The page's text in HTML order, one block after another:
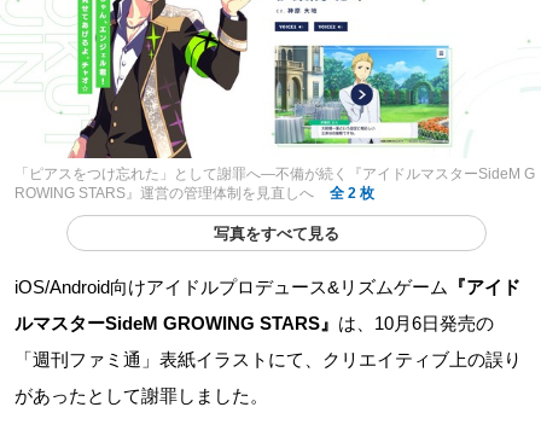
「ピアスをつけ忘れた」として謝罪へ―不備が続く『アイドルマスターSideM G
ROWING STARS』運営の管理体制を見直しへ
全 2 枚
写真をすべて見る
iOS/Android向けアイドルプロデュース&リズムゲーム
『アイド
ルマスターSideM GROWING STARS』 は、10月6日発売の
「週刊ファミ通」表紙イラストにて、クリエイティブ上の誤り
があったとして謝罪しました。